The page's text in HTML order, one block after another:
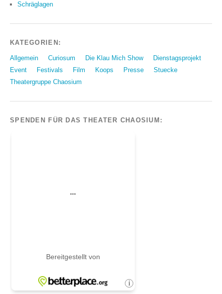
Schräglagen
KATEGORIEN:
Allgemein Curiosum Die Klau Mich Show
Dienstagsprojekt
Event
Festivals Film Koops Presse
Stuecke
Theatergruppe Chaosium
SPENDEN FÜR DAS THEATER CHAOSIUM: